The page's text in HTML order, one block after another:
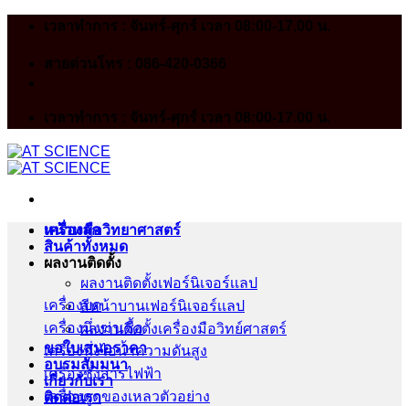
Skip
เวลาทำการ : จันทร์-ศุกร์ เวลา 08:00-17.00 น.
สายด่วนโทร : 086-420-0366
เวลาทำการ : จันทร์-ศุกร์ เวลา 08:00-17.00 น.
หน้าหลัก
สินค้าทั้งหมด
ผลงานติดตั้ง
ผลงานติดตั้งเฟอร์นิเจอร์เเลป
สีหน้าบานเฟอร์นิเจอร์เเลป
ผลงานติดตั้งเครื่องมือวิทย์ศาสตร์
ขอใบเสนอราคา
อบรมสัมมนา
เกี่ยวกับเรา
ติดต่อเรา
เครื่องมือวิทยาศาสตร์
เครื่องบด
เครื่องนึ่งฆ่าเชื้อ
เครื่องนึ่งไอน้ำความดันสูง
เครื่องชั่งสารไฟฟ้า
เครื่องดูดของเหลวตัวอย่าง